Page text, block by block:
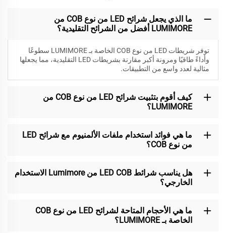
ما الذي يجعل شرائح LED من نوع COB من
LUMIMORE أفضل من الشرائح التقليدية؟
توفر شريطات LED من نوع COB الخاصة بـ LUMIMORE سطوعًا
وأداءً طاقيًا ومرونة أكبر مقارنة بشريطات LED التقليدية، مما يجعلها
مثالية لعدد واسع من التطبيقات.
كيف أقوم بتثبيت شرائح LED من نوع COB من
LUMIMORE؟
ما هي فوائد استخدام ملفات الألمنيوم مع شرائح LED
من نوع COB؟
هل يناسب شرائط LED COB من Lumimore الاستخدام
الخارجي؟
ما هي الأحجام المتاحة لشرائح LED من نوع COB
الخاصة بـ LUMIMORE؟